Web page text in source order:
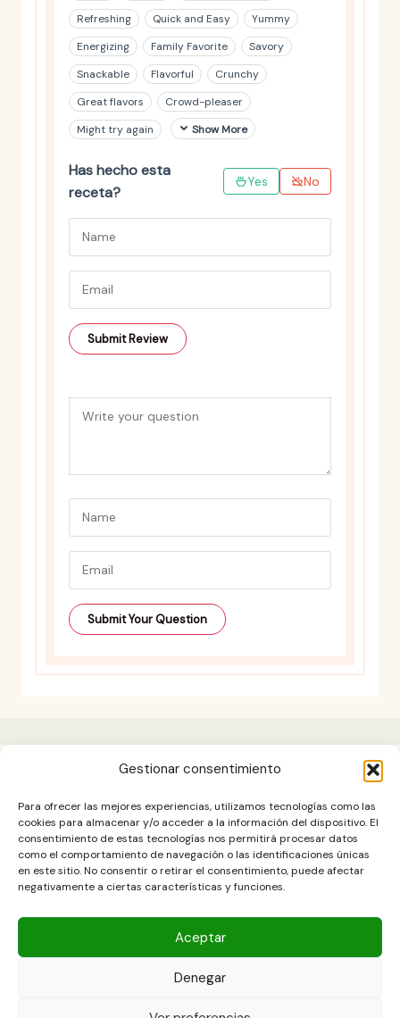
Gestionar consentimiento
Para ofrecer las mejores experiencias, utilizamos tecnologías como las
cookies para almacenar y/o acceder a la información del dispositivo. El
consentimiento de estas tecnologías nos permitirá procesar datos
como el comportamiento de navegación o las identificaciones únicas
en este sitio. No consentir o retirar el consentimiento, puede afectar
negativamente a ciertas características y funciones.
Aceptar
Denegar
Refreshing
Quick and Easy
Yummy
Energizing
Family Favorite
Savory
Snackable
Flavorful
Crunchy
Great flavors
Crowd-pleaser
Might try again
Show More
Has hecho esta
receta?
Yes No
Aviso legal
Contacto
DESCARGO DE RESPONSABILIDAD
Política de cookies (UE)
POLÍTICA DE PRIVACIDAD
Términos y condiciones
Copyright © 2026 Las Recetas Caseras de Isa. Powered by Las